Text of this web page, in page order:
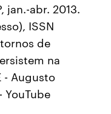
jan.-abr. 2013.
ISSN
de
na
- Augusto
YouTube